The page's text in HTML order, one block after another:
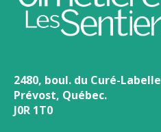
2480, boul. du Curé-Labelle
Prévost, Québec.
J0R 1T0